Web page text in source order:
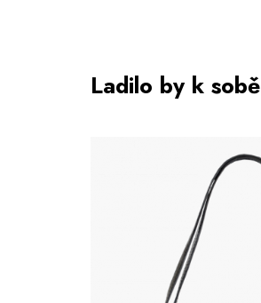
Ladilo by k sobě